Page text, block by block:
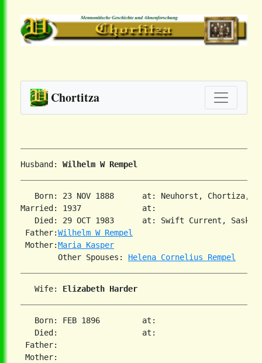
Chortitza
Husband: Wilhelm W Rempel
Born: 23 NOV 1888      at: Neuhorst, Chortiza,
Married: 1937             at:
Died: 29 OCT 1983      at: Swift Current,
Father:Wilhelm W Rempel
Mother:Maria Kasper
        Other Spouses:
Helena Cornelius Rempel
   Wife:
Elizabeth Harder
   Born: FEB 1896         at:
   Died:                  at:
Father:
Mother: